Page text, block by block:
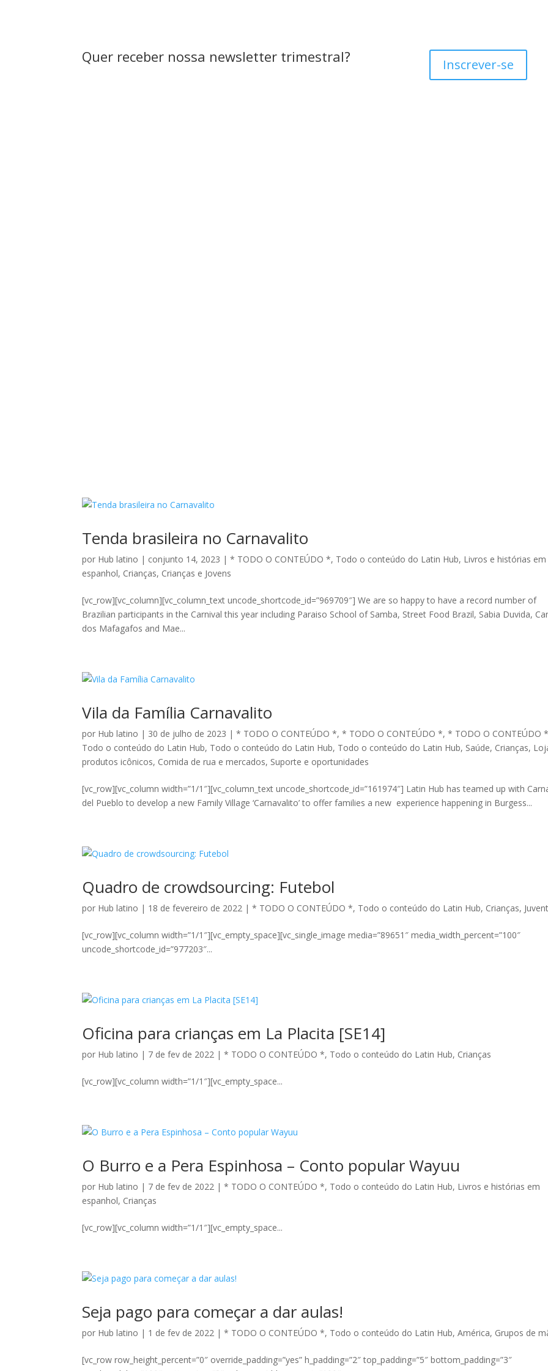
Quer receber nossa newsletter trimestral? Inscrever-se
Tenda brasileira no Carnavalito
por Hub latino | conjunto 14, 2023 |* TODO O CONTEÚDO *, Todo o conteúdo do Latin Hub, Livros e histórias em
espanhol, Crianças, Crianças e Jovens
[vc_row][vc_column][vc_column_text uncode_shortcode_id=”969709″] We are so happy to have a record number of
Brazilian participants in the Carnival this year including Paraiso School of Samba, Street Food Brazil, Sabia Duvida,
dos Mafagafos and Mae...
Vila da Família Carnavalito
por Hub latino | 30 de julho de 2023 |* TODO O CONTEÚDO *,* TODO O CONTEÚDO *,* TODO O CONTEÚDO
Todo o conteúdo do Latin Hub, Todo o conteúdo do Latin Hub, Todo o conteúdo do Latin Hub, Saúde, Crianças,
produtos icônicos, Comida de rua e mercados, Suporte e oportunidades
[vc_row][vc_column width=”1/1″][vc_column_text uncode_shortcode_id=”161974″] Latin Hub has teamed up with
del Pueblo to develop a new Family Village ‘Carnavalito’ to offer families a new experience happening in Burgess...
Quadro de crowdsourcing: Futebol
por Hub latino | 18 de fevereiro de 2022 |* TODO O CONTEÚDO *, Todo o conteúdo do Latin Hub, Crianças,
[vc_row][vc_column width=”1/1″][vc_empty_space][vc_single_image media=”89651″ media_width_percent=”100″
uncode_shortcode_id=”977203″...
Oficina para crianças em La Placita [SE14]
por Hub latino | 7 de fev de 2022 |* TODO O CONTEÚDO *, Todo o conteúdo do Latin Hub, Crianças
[vc_row][vc_column width=”1/1″][vc_empty_space...
O Burro e a Pera Espinhosa – Conto popular Wayuu
por Hub latino | 7 de fev de 2022 |* TODO O CONTEÚDO *, Todo o conteúdo do Latin Hub, Livros e histórias em
espanhol, Crianças
[vc_row][vc_column width=”1/1″][vc_empty_space...
Seja pago para começar a dar aulas!
por Hub latino | 1 de fev de 2022 |* TODO O CONTEÚDO *, Todo o conteúdo do Latin Hub,América, Grupos de
[vc_row row_height_percent=”0″ override_padding=”yes” h_padding=”2″ top_padding=”5″ bottom_padding=”3″